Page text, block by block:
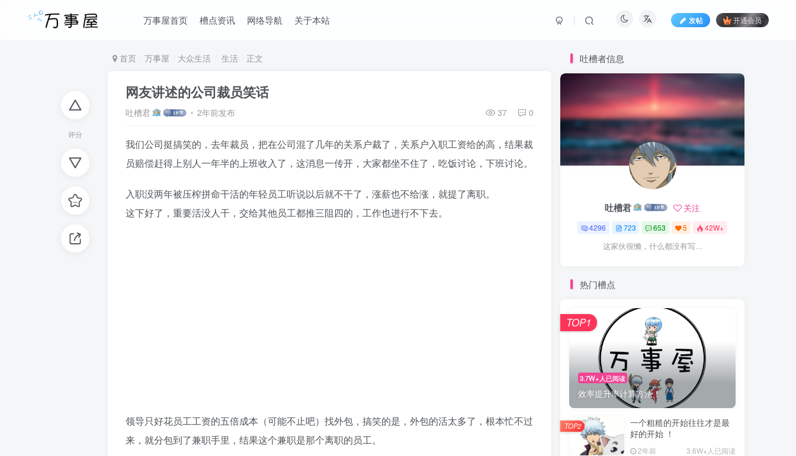
万事屋首页 槽点资讯 网络导航 关于本站 发帖 开通会员
评分
首页 万事屋 大众生活 生活 正文
网友讲述的公司裁员笑话
吐槽君 2年前发布 37 0
我们公司挺搞笑的，去年裁员，把在公司混了几年的关系户裁了，关系户入职工资给的高，结果裁
员赔偿赶得上别人一年半的上班收入了，这消息一传开，大家都坐不住了，吃饭讨论，下班讨论。
入职没两年被压榨拼命干活的年轻员工听说以后就不干了，涨薪也不给涨，就提了离职。
这下好了，重要活没人干，交给其他员工都推三阻四的，工作也进行不下去。
领导只好花员工工资的五倍成本（可能不止吧）找外包，搞笑的是，外包的活太多了，根本忙不过
来，就分包到了兼职手里，结果这个兼职是那个离职的员工。
吐槽者信息
吐槽君 关注
4296 723 653 5 42W+
这家伙很懒，什么都没有写...
热门槽点
3.7W+人已阅读
效率提升率计算方法！
TOP1
一个粗糙的开始往往才是最
好的开始 ！
2年前 3.6W+人已阅读
TOP2